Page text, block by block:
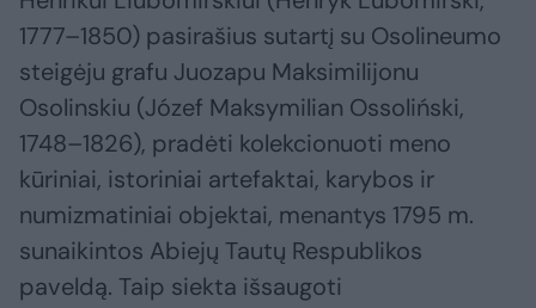
1777–1850) pasirašius sutartį su Osolineumo
steigėju grafu Juozapu Maksimilijonu
Osolinskiu (Józef Maksymilian Ossoliński,
1748–1826), pradėti kolekcionuoti meno
kūriniai, istoriniai artefaktai, karybos ir
numizmatiniai objektai, menantys 1795 m.
sunaikintos Abiejų Tautų Respublikos
paveldą. Taip siekta išsaugoti